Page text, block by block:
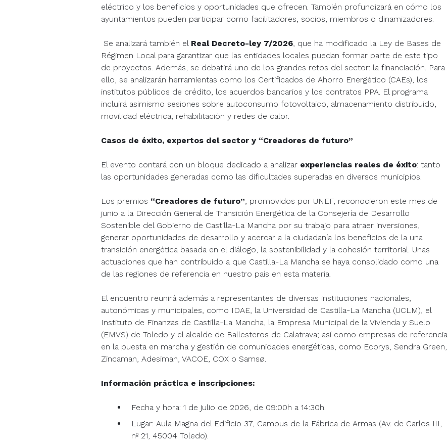
eléctrico y los beneficios y oportunidades que ofrecen. También profundizará en cómo los
ayuntamientos pueden participar como facilitadores, socios, miembros o dinamizadores.
Se analizará también el Real Decreto-ley 7/2026, que ha modificado la Ley de Bases de
Régimen Local para garantizar que las entidades locales puedan formar parte de este tipo
de proyectos. Además, se debatirá uno de los grandes retos del sector: la financiación. Para
ello, se analizarán herramientas como los Certificados de Ahorro Energético (CAEs), los
institutos públicos de crédito, los acuerdos bancarios y los contratos PPA. El programa
incluirá asimismo sesiones sobre autoconsumo fotovoltaico, almacenamiento distribuido,
movilidad eléctrica, rehabilitación y redes de calor.
Casos de éxito, expertos del sector y “Creadores de futuro”
El evento contará con un bloque dedicado a analizar experiencias reales de éxito: tanto
las oportunidades generadas como las dificultades superadas en diversos municipios.
Los premios “Creadores de futuro”, promovidos por UNEF, reconocieron este mes de
junio a la Dirección General de Transición Energética de la Consejería de Desarrollo
Sostenible del Gobierno de Castilla-La Mancha por su trabajo para atraer inversiones,
generar oportunidades de desarrollo y acercar a la ciudadanía los beneficios de la una
transición energética basada en el diálogo, la sostenibilidad y la cohesión territorial. Unas
actuaciones que han contribuido a que Castilla-La Mancha se haya consolidado como una
de las regiones de referencia en nuestro país en esta materia.
El encuentro reunirá además a representantes de diversas instituciones nacionales,
autonómicas y municipales, como IDAE, la Universidad de Castilla-La Mancha (UCLM), el
Instituto de Finanzas de Castilla-La Mancha, la Empresa Municipal de la Vivienda y Suelo
(EMVS) de Toledo y el alcalde de Ballesteros de Calatrava; así como empresas de referencia
en la puesta en marcha y gestión de comunidades energéticas, como Ecorys, Sendra Green,
Zincaman, Adesiman, VACOE, COX o Samsø.
Información práctica e inscripciones:
Fecha y hora: 1 de julio de 2026, de 09:00h a 14:30h.
Lugar: Aula Magna del Edificio 37, Campus de la Fábrica de Armas (Av. de Carlos III,
nº 21, 45004 Toledo).